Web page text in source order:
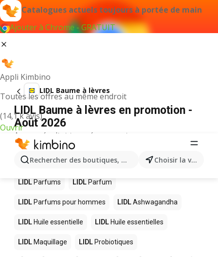
Catalogues actuels toujours à portée de main
Ajouter à Chrome - GRATUIT
Appli Kimbino
Toutes les offres au même endroit
(14,1 k avis)
Ouvrir
Rechercher des boutiques, des catégories, des Choisir la ville
LIDL Baume à lèvres
LIDL Baume à lèvres en promotion -
Août 2026
Aucun résultat trouvé pour ce terme.
D’autres produits dans les magasins
LIDL
LIDL Parfums LIDL Parfum
LIDL Parfums pour hommes LIDLAshwagandha
LIDL Huile essentielle LIDL Huile essentielles
LIDL Maquillage LIDL Probiotiques